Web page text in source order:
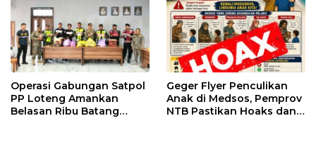
Operasi Gabungan Satpol
PP Loteng Amankan
Belasan Ribu Batang
Geger Flyer Penculikan
Anak di Medsos, Pemprov
NTB Pastikan Hoaks dan